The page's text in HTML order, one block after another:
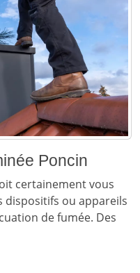
Poncin
certainement vous
dispositifs ou appareils
de fumée. Des